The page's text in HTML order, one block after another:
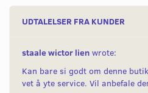
UDTALELSER FRA KUNDER
staale wictor lien wrote:
Kan bare si godt om denne
vet å yte service. Vil anbefale